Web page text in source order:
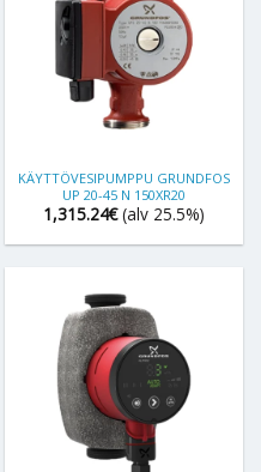
KÄYTTÖVESIPUMPPU GRUNDFOS
UP 20-45 N 150XR20
1,315.24€ (alv 25.5%)